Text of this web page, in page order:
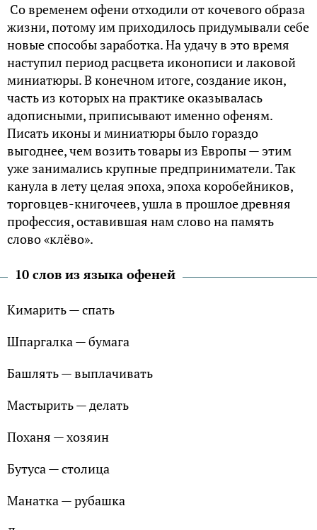
Со временем офени отходили от кочевого образа
жизни, потому им приходилось придумывали себе
новые способы заработка. На удачу в это время
наступил период расцвета иконописи и лаковой
миниатюры. В конечном итоге, cоздание икон,
часть из которых на практике оказывалась
адописными, приписывают именно офеням.
Писать иконы и миниатюры было гораздо
выгоднее, чем возить товары из Европы — этим
уже занимались крупные предприниматели. Так
канула в лету целая эпоха, эпоха коробейников,
торговцев-книгочеев, ушла в прошлое древняя
профессия, оставившая нам слово на память
слово «клёво».
10 слов из языка офеней
Кимарить — спать
Шпаргалка — бумага
Башлять — выплачивать
Мастырить — делать
Поханя — хозяин
Бутуса — столица
Манатка — рубашка